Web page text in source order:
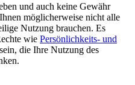
und auch keine Gewähr
möglicherweise nicht alle
Nutzung brauchen. Es
wie Persönlichkeits- und
die Ihre Nutzung des